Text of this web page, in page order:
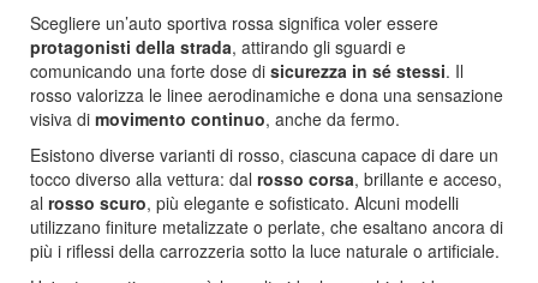
Scegliere un’auto sportiva rossa significa voler essere
protagonisti della strada, attirando gli sguardi e
comunicando una forte dose di sicurezza in sé stessi. Il
rosso valorizza le linee aerodinamiche e dona una sensazione
visiva di movimento continuo, anche da fermo.
Esistono diverse varianti di rosso, ciascuna capace di dare un
tocco diverso alla vettura: dal rosso corsa, brillante e acceso,
al rosso scuro, più elegante e sofisticato. Alcuni modelli
utilizzano finiture metalizzate o perlate, che esaltano ancora di
più i riflessi della carrozzeria sotto la luce naturale o artificiale.